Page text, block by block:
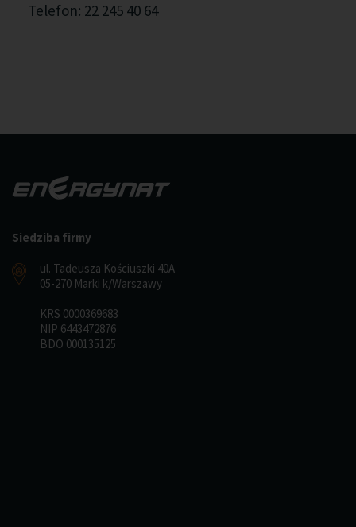
Telefon: 22 245 40 64
Siedziba firmy
ul. Tadeusza Kościuszki 40A
05-270 Marki k/Warszawy
KRS 0000369683
NIP 6443472876
BDO 000135125